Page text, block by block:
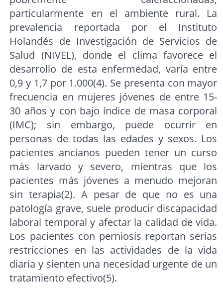
particularmente en el ambiente rural. La
prevalencia reportada por el Instituto
Holandés de Investigación de Servicios de
Salud (NIVEL), donde el clima favorece el
desarrollo de esta enfermedad, varía entre
0,9 y 1,7 por 1.000(4). Se presenta con mayor
frecuencia en mujeres jóvenes de entre 15-
30 años y con bajo índice de masa corporal
(IMC); sin embargo, puede ocurrir en
personas de todas las edades y sexos. Los
pacientes ancianos pueden tener un curso
más larvado y severo, mientras que los
pacientes más jóvenes a menudo mejoran
sin terapia(2). A pesar de que no es una
patología grave, suele producir discapacidad
laboral temporal y afectar la calidad de vida.
Los pacientes con perniosis reportan serias
restricciones en las actividades de la vida
diaria y sienten una necesidad urgente de un
tratamiento efectivo(5).